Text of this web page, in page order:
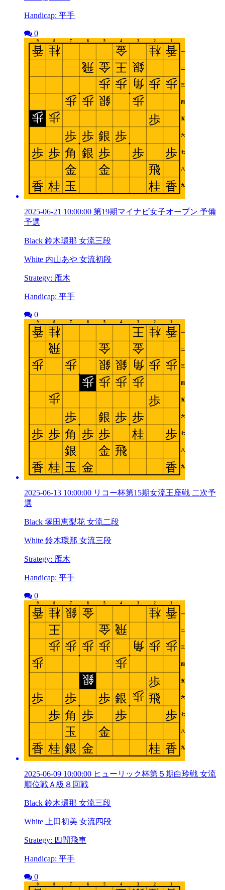
Handicap: 平手
0
2025-06-21 10:00:00 第19期マイナビ女子オープン 予備
予選
Black 鈴木環那 女流三段
White 内山あや 女流初段
Strategy: 雁木
Handicap: 平手
0
2025-06-13 10:00:00 リコー杯第15期女流王座戦 二次予
選
Black 塚田恵梨花 女流二段
White 鈴木環那 女流三段
Strategy: 雁木
Handicap: 平手
0
2025-06-09 10:00:00 ヒューリック杯第５期白玲戦 女流
順位戦Ａ級８回戦
Black 鈴木環那 女流三段
White 上田初美 女流四段
Strategy: 四間飛車
Handicap: 平手
0